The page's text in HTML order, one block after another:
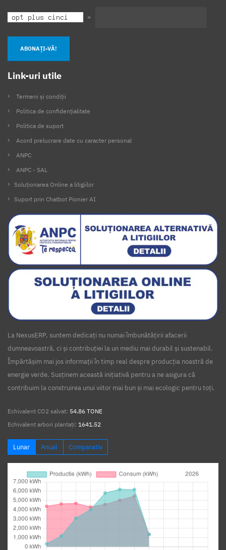
=
ABONAȚI-VĂ!
Link-uri utile
Termeni și condiții
Politica de confidențialitate
Politica de suport
Acord prelucrare date cu caracter personal
ANPC
ANPC - SAL
Soluționarea Online a litigiilor
Suport prin Chatbot Pionier AI
La NexusERP, suntem dedicați nu numai îmbunătățirii afacerii
dumneavoastră, ci și contribuției la un mediu mai durabil și sustenabil.
Împărtășim mai jos informații în timp real despre producția noastră de
energie verde. Susținem această inițiativă pentru a ne asigura că
contribuim la construirea unui viitor mai bun și mai ecologic pentru toți.
Echivalent CO2 salvat: 54.86 TONE
Echivalent arbori plantați: 1641.52
Lunar Anual Comparativ